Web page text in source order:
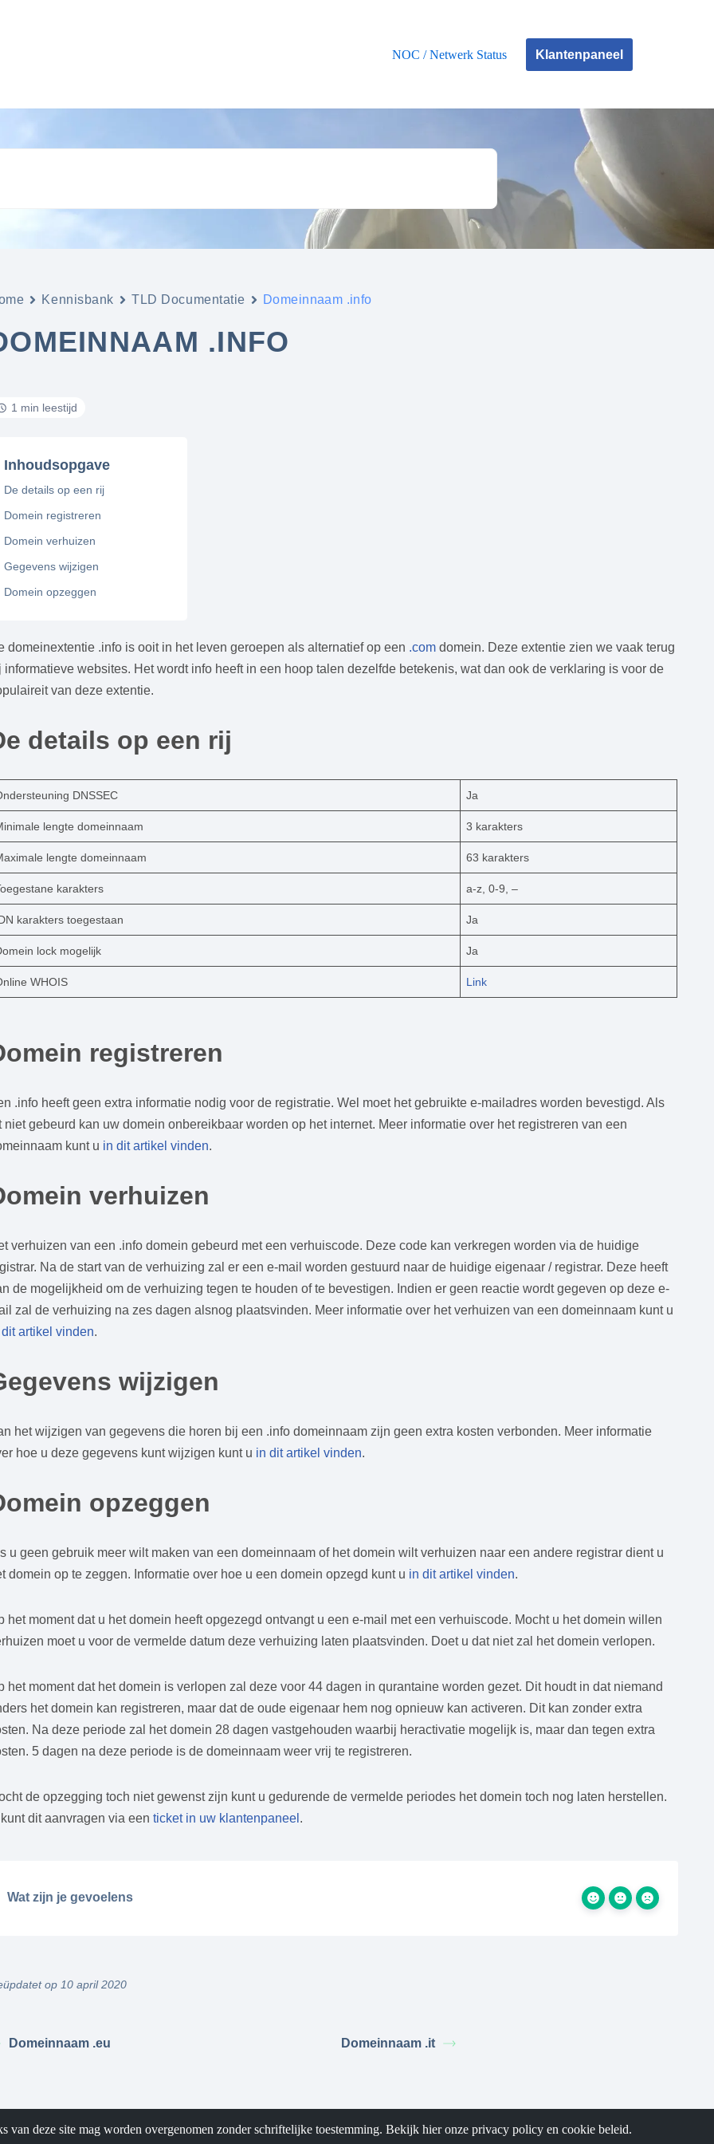
NOC / Netwerk Status Klantenpaneel
Kennisbank TLD Documentatie Domeinnaam .info
.INFO
1 min leestijd
Inhoudsopgave
De details op een rij
Domein registreren
Domein verhuizen
Gegevens wijzigen
Domein opzeggen
domeinextentie .info is ooit in het leven geroepen als alternatief op een .com domein. Deze extentie zien we vaak terug
informatieve websites. Het wordt info heeft in een hoop talen dezelfde betekenis, wat dan ook de verklaring is voor de
van deze extentie.
details op een rij
DNSSEC Ja
lengte domeinnaam 3 karakters
lengte domeinnaam 63 karakters
karakters a-z, 0-9, –
karakters toegestaan Ja
lock mogelijk Ja
WHOIS Link
registreren
.info heeft geen extra informatie nodig voor de registratie. Wel moet het gebruikte e-mailadres worden bevestigd. Als
niet gebeurd kan uw domein onbereikbaar worden op het internet. Meer informatie over het registreren van een
kunt u in dit artikel vinden.
verhuizen
verhuizen van een .info domein gebeurd met een verhuiscode. Deze code kan verkregen worden via de huidige
Na de start van de verhuizing zal er een e-mail worden gestuurd naar de huidige eigenaar / registrar. Deze heeft
de mogelijkheid om de verhuizing tegen te houden of te bevestigen. Indien er geen reactie wordt gegeven op deze e-
zal de verhuizing na zes dagen alsnog plaatsvinden. Meer informatie over het verhuizen van een domeinnaam kunt u
artikel vinden.
wijzigen
het wijzigen van gegevens die horen bij een .info domeinnaam zijn geen extra kosten verbonden. Meer informatie
hoe u deze gegevens kunt wijzigen kunt u in dit artikel vinden.
opzeggen
u geen gebruik meer wilt maken van een domeinnaam of het domein wilt verhuizen naar een andere registrar dient u
domein op te zeggen. Informatie over hoe u een domein opzegd kunt u in dit artikel vinden.
het moment dat u het domein heeft opgezegd ontvangt u een e-mail met een verhuiscode. Mocht u het domein willen
moet u voor de vermelde datum deze verhuizing laten plaatsvinden. Doet u dat niet zal het domein verlopen.
het moment dat het domein is verlopen zal deze voor 44 dagen in qurantaine worden gezet. Dit houdt in dat niemand
het domein kan registreren, maar dat de oude eigenaar hem nog opnieuw kan activeren. Dit kan zonder extra
Na deze periode zal het domein 28 dagen vastgehouden waarbij heractivatie mogelijk is, maar dan tegen extra
5 dagen na deze periode is de domeinnaam weer vrij te registreren.
de opzegging toch niet gewenst zijn kunt u gedurende de vermelde periodes het domein toch nog laten herstellen.
dit aanvragen via eenticket in uw klantenpaneel .
Wat zijn je gevoelens
op 10 april 2020
Domeinnaam .eu Domeinnaam .it
van deze site mag worden overgenomen zonder schriftelijke toestemming. Bekijk hier onze privacy policy en cookie beleid.